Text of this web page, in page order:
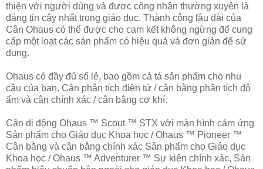
thiện với người dùng và được công nhận thường xuyên là
đáng tin cậy nhất trong giáo dục. Thành công lâu dài của
Cân Ohaus có thể được cho cam kết không ngừng để cung
cấp một loạt các sản phẩm có hiệu quả và đơn giản để sử
dụng.
Ohaus có đầy đủ số lẻ, bao gồm cả tá sản phẩm cho nhu
cầu của bạn. Cân phân tích điện tử / cân bằng phân tích độ
ẩm và cân chính xác / cân bằng cơ khí.
Cân di động Ohaus ™ Scout ™ STX với màn hình cảm ứng
Sản phẩm cho Giáo dục Khoa học / Ohaus ™ Pioneer ™
Cân bằng và cân bằng chính xác Sản phẩm cho Giáo dục
Khoa học / Ohaus ™ Adventurer ™ Sự kiện chính xác, Sản